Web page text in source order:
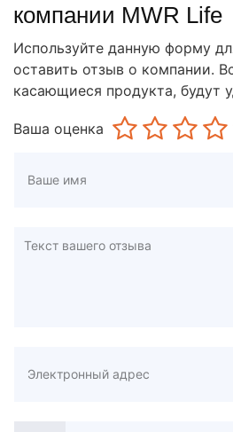
компании MWR Life
Используйте данную форму
оставить отзыв о компании.
касающиеся продукта, будут
Ваша оценка